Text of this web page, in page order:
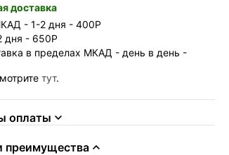
доставка
- 1-2 дня - 400Р
дня - 650Р
в пределах МКАД - день в день -
тут.
оплаты
преимущества